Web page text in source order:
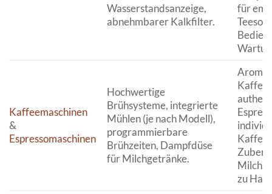
Wasserstandsanzeige,
abnehmbarer Kalkfilter.
für
Kaffeemaschinen
&
Espressomaschinen
Hochwertige
Brühsysteme, integrierte
Mühlen (je nach Modell),
programmierbare
Brühzeiten, Dampfdüse
für Milchgetränke.
Kaffee
zu